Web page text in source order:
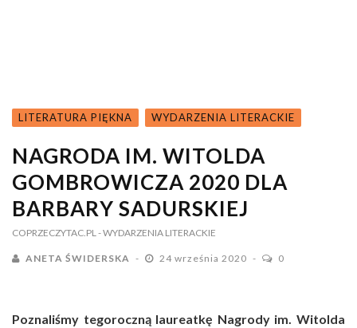
LITERATURA PIĘKNA WYDARZENIA LITERACKIE
NAGRODA IM. WITOLDA
GOMBROWICZA 2020 DLA
BARBARY SADURSKIEJ
COPRZECZYTAC.PL - WYDARZENIA LITERACKIE
ANETA ŚWIDERSKA 24 września 2020 0
Poznaliśmy tegoroczną laureatkę Nagrody im. Witolda